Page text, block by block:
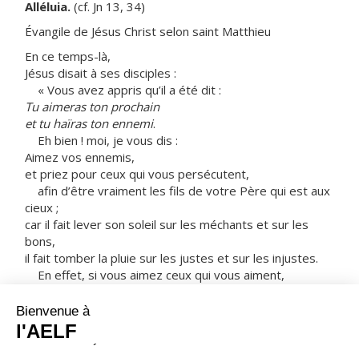
Alléluia. (cf. Jn 13, 34)
Évangile de Jésus Christ selon saint Matthieu
En ce temps-là,
Jésus disait à ses disciples :
« Vous avez appris qu’il a été dit :
Tu aimeras ton prochain
et tu haïras ton ennemi.
Eh bien ! moi, je vous dis :
Aimez vos ennemis,
et priez pour ceux qui vous persécutent,
afin d’être vraiment les fils de votre Père qui est aux
cieux ;
car il fait lever son soleil sur les méchants et sur les
bons,
il fait tomber la pluie sur les justes et sur les injustes.
En effet, si vous aimez ceux qui vous aiment,
Les publicains eux-mêmes n’en font-ils pas autant ?
Et si vous ne saluez que vos frères,
que faites-vous d’extraordinaire ?